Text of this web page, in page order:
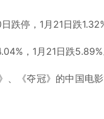
跌停，1月21日跌1.32%
，1月21日跌5.89%
《夺冠》的中国电